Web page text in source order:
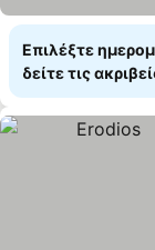
Επιλέξτε
δείτε τις